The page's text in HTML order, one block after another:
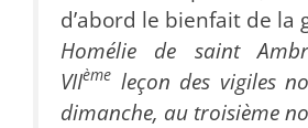
d’abord le bienfait de la
Homélie de saint
VIIème leçon des vigiles
dimanche, au troisième